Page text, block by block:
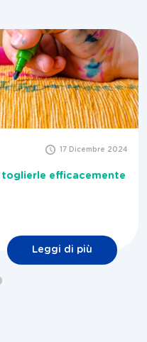
17 Dicembre 2024
toglierle efficacemente
Leggi di più